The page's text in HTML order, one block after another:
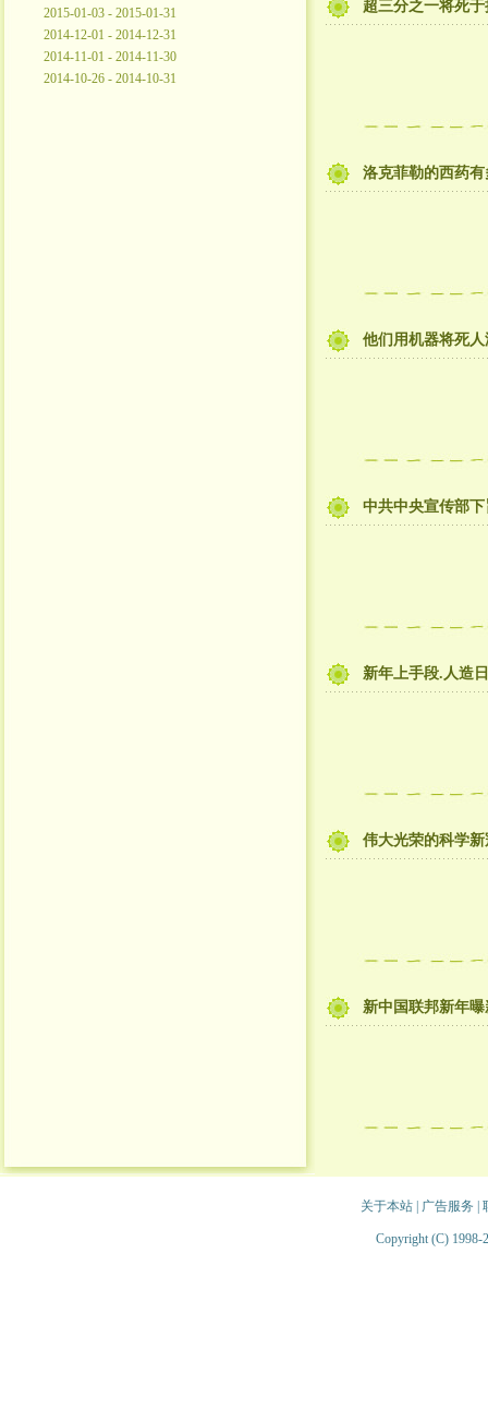
2015-01-03 - 2015-01-31
2014-12-01 - 2014-12-31
2014-11-01 - 2014-11-30
2014-10-26 - 2014-10-31
超三分之一将死
洛克菲勒的西药
他们用机器将死
中共中央宣传部
新年上手段.人造
伟大光荣的科学
新中国联邦新年
关于本站| 广告服务
Copyright (C) 1998-